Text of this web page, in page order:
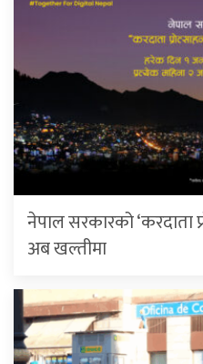
नेपाल सरकारको ‘करदाता
अब खल्तीमा